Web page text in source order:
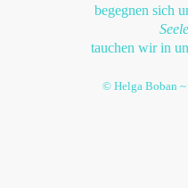
begegnen sich
tauchen wir in
© Helga Boban ~